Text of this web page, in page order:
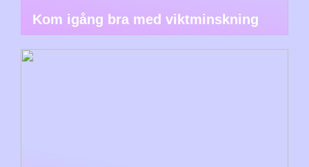
Kom igång bra med viktminskning